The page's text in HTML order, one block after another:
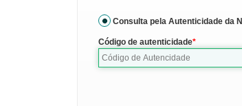
Consulta pela Autenticidade da
Código de autenticidade